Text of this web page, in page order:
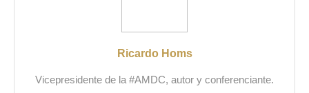
Ricardo Homs
Vicepresidente de la #AMDC, autor y conferenciante.